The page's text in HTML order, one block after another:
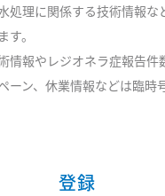
処理に関係する技術情報な
。
情報やレジオネラ症報告件
ーン、休業情報などは臨時
登録